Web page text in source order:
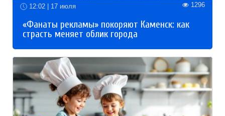
12:02 | 17 июля 1296
«Фанаты рекламы» покоряют Каменск: как
страсть меняет облик города